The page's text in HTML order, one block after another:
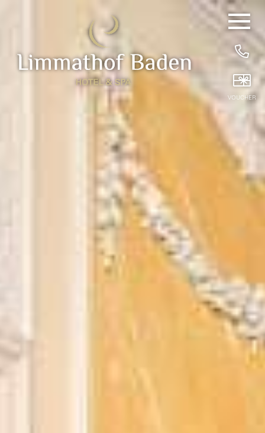
VOUCHER
Hide
HOME
25 YEARS OF SLOWING DOWN
HOTEL ROOMS
BREAKFAST
WELLNESS & TREATMENTS
PRIVATE SPA
BEAUTY TREATMENTS
PACKAGES
FITNESS & SPA MEMBERSHIP